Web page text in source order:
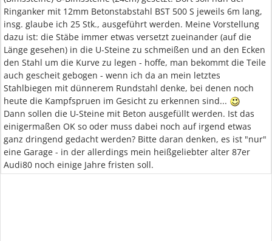
Ringanker mit 12mm Betonstabstahl BST 500 S jeweils 6m lang,
insg. glaube ich 25 Stk., ausgeführt werden. Meine Vorstellung
dazu ist: die Stäbe immer etwas versetzt zueinander (auf die
Länge gesehen) in die U-Steine zu schmeißen und an den Ecken
den Stahl um die Kurve zu legen - hoffe, man bekommt die Teile
auch gescheit gebogen - wenn ich da an mein letztes
Stahlbiegen mit dünnerem Rundstahl denke, bei denen noch
heute die Kampfspruen im Gesicht zu erkennen sind...
Dann sollen die U-Steine mit Beton ausgefüllt werden. Ist das
einigermaßen OK so oder muss dabei noch auf irgend etwas
ganz dringend gedacht werden? Bitte daran denken, es ist "nur"
eine Garage - in der allerdings mein heißgeliebter alter 87er
Audi80 noch einige Jahre fristen soll.